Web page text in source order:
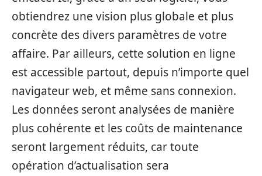
obtiendrez une vision plus globale et plus
concrète des divers paramètres de votre
affaire. Par ailleurs, cette solution en ligne
est accessible partout, depuis n’importe quel
navigateur web, et même sans connexion.
Les données seront analysées de manière
plus cohérente et les coûts de maintenance
seront largement réduits, car toute
opération d’actualisation sera